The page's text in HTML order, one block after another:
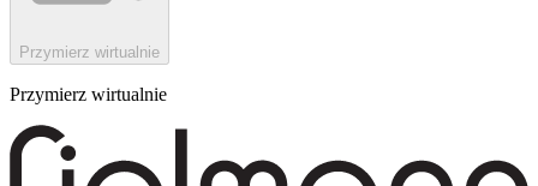
Przymierz wirtualnie
Przymierz wirtualnie